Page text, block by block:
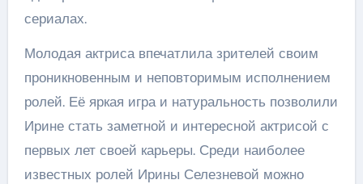
сериалах.
Молодая актриса впечатлила зрителей своим
проникновенным и неповторимым исполнением
ролей. Её яркая игра и натуральность позволили
Ирине стать заметной и интересной актрисой с
первых лет своей карьеры. Среди наиболее
известных ролей Ирины Селезневой можно